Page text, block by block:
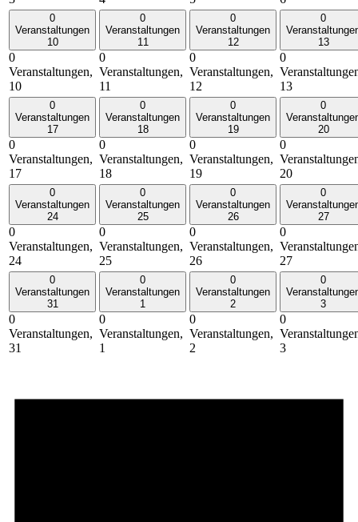
0
Veranstaltungen
10
0
Veranstaltungen,
10
0
Veranstaltungen
11
0
Veranstaltungen,
11
0
Veranstaltungen
12
0
Veranstaltungen,
12
0
13
0
13
0
Veranstaltungen
17
0
Veranstaltungen,
17
0
Veranstaltungen
18
0
Veranstaltungen,
18
0
Veranstaltungen
19
0
Veranstaltungen,
19
0
20
0
20
0
Veranstaltungen
24
0
Veranstaltungen,
24
0
Veranstaltungen
25
0
Veranstaltungen,
25
0
Veranstaltungen
26
0
Veranstaltungen,
26
0
27
0
27
0
Veranstaltungen
31
0
Veranstaltungen,
31
0
Veranstaltungen
1
0
Veranstaltungen,
1
0
Veranstaltungen
2
0
Veranstaltungen,
2
0
3
0
3